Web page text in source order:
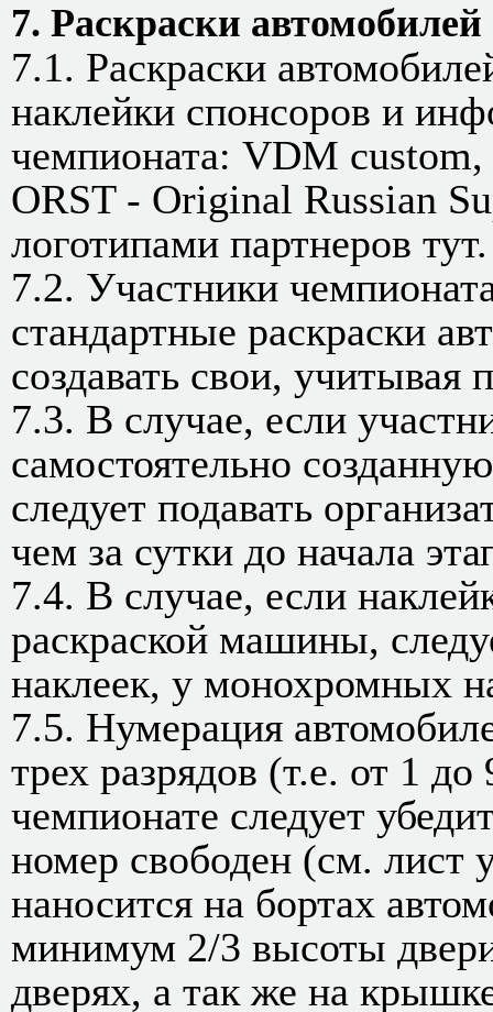
7. Раскраски
7.1. Раскраски
наклейки спонсоров и
чемпионата: VDM
ORST - Original Russian
логотипами партнеров тут.
7.2. Участники
стандартные раскраски
создавать свои, учитывая
7.3. В случае, если
самостоятельно
следует подавать
чем за сутки до начала
7.4. В случае, если
раскраской машины,
наклеек, у монохромных
7.5. Нумерация
трех разрядов (т.е. от 1
чемпионате следует
номер свободен (см. лист
наносится на бортах
минимум 2/3 высоты
дверях, а так же на